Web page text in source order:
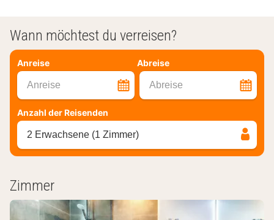
Wann möchtest du verreisen?
Anreise Abreise
Anreise Abreise
Anzahl der Reisenden
2 Erwachsene (1 Zimmer)
Zimmer